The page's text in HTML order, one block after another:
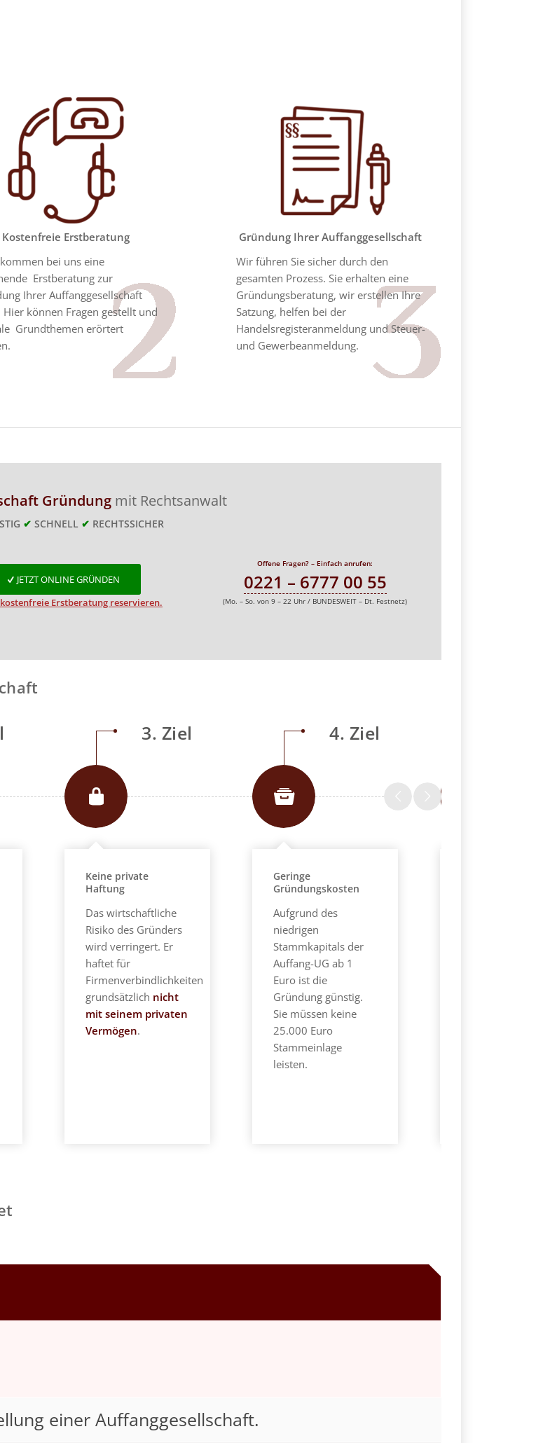
Kostenfreie Erstberatung
bei uns eine
Erstberatung zur
Ihrer Auffanggesellschaft
Hier können Fragen gestellt und
Grundthemen erörtert
Gründung Ihrer Auffanggesellschaft
Wir führen Sie sicher durch den
gesamten Prozess. Sie erhalten eine
Gründungsberatung, wir erstellen Ihre
Satzung, helfen bei der
Handelsregisteranmeldung und Steuer-
und Gewerbeanmeldung.
Gründung mit Rechtsanwalt
✔ SCHNELL ✔ RECHTSSICHER
JETZT ONLINE GRÜNDEN
Erstberatung reservieren.
Offene Fragen? – Einfach anrufen:
0221 – 6777 00 55
(Mo. – So. von 9 – 22 Uhr / BUNDESWEIT – Dt. Festnetz)
3. Ziel
Keine private
Haftung
Das wirtschaftliche
Risiko des Gründers
wird verringert. Er
haftet für
Firmenverbindlichkeiten
grundsätzlich nicht
mit seinem privaten
Vermögen.
4. Ziel
Geringe
Gründungskosten
Aufgrund des
niedrigen
Stammkapitals der
Auffang-UG ab 1
Euro ist die
Gründung günstig.
Sie müssen keine
25.000 Euro
Stammeinlage
leisten.
einer Auffanggesellschaft.